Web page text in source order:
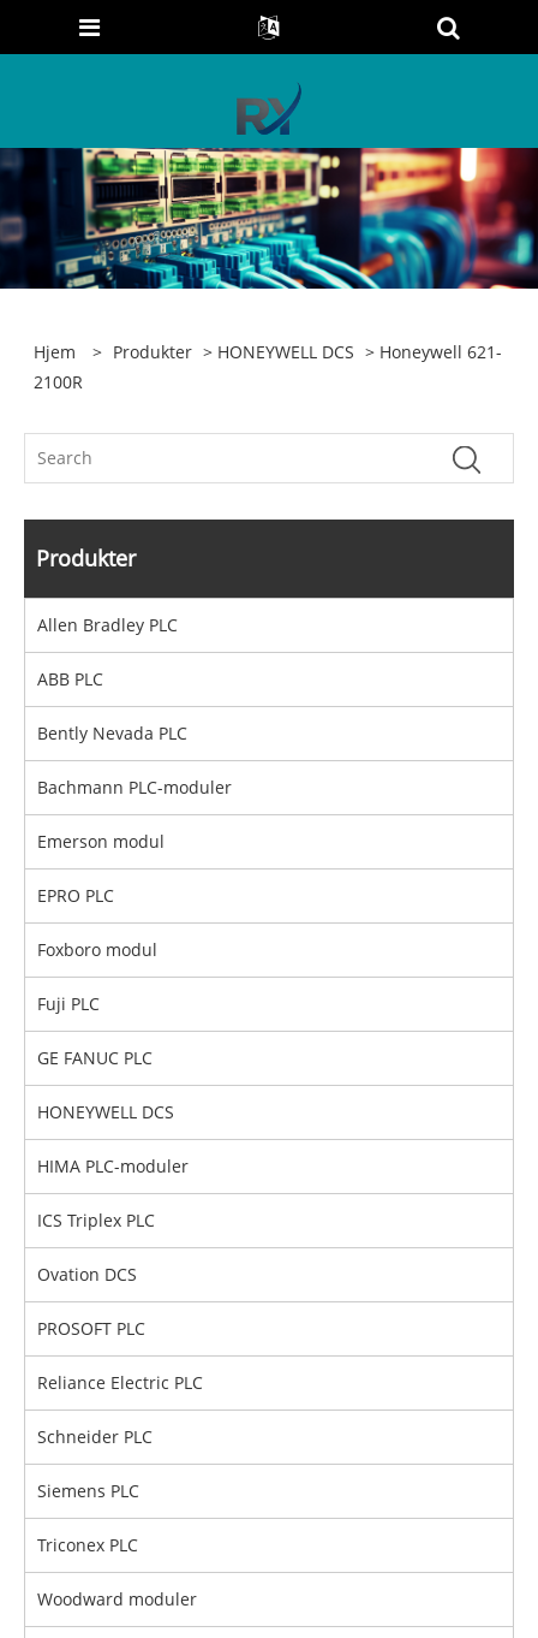
Hjem > Produkter > HONEYWELL DCS > Honeywell 621-
2100R
Produkter
Allen Bradley PLC
ABB PLC
Bently Nevada PLC
Bachmann PLC-moduler
Emerson modul
EPRO PLC
Foxboro modul
Fuji PLC
GE FANUC PLC
HONEYWELL DCS
HIMA PLC-moduler
ICS Triplex PLC
Ovation DCS
PROSOFT PLC
Reliance Electric PLC
Schneider PLC
Siemens PLC
Triconex PLC
Woodward moduler